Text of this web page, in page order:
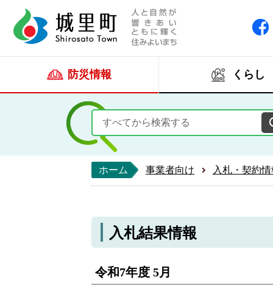
防災情報 くらし
ホーム 事業者向け 入札・契約
入札結果情報
令和7年度 5月